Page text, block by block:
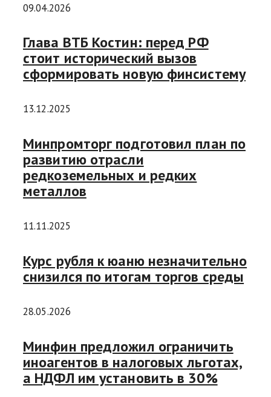
09.04.2026
Глава ВТБ Костин: перед РФ
стоит исторический вызов
сформировать новую финсистему
13.12.2025
Минпромторг подготовил план по
развитию отрасли
редкоземельных и редких
металлов
11.11.2025
Курс рубля к юаню незначительно
снизился по итогам торгов среды
28.05.2026
Минфин предложил ограничить
иноагентов в налоговых льготах,
а НДФЛ им установить в 30%